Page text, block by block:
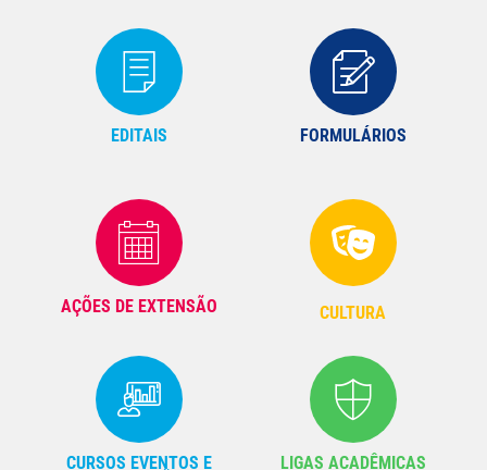
EDITAIS FORMULÁRIOS
AÇÕES DE EXTENSÃO CULTURA
CURSOS EVENTOS E
LIGAS ACADÊMICAS